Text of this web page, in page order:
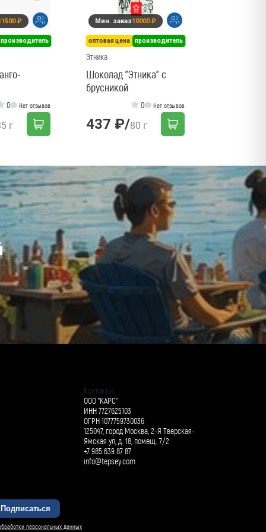
₽
производитель
0 Нет отзывов
г
Мин. заказ10000 ₽
оптовая цена производитель
Этника
Шоколад "Этника" с
брусникой
0 Нет отзывов
437 ₽/80 г
Контакты
ООО "КАРС"
ИНН 7727625103
ОГРН 1077759730036
125047, город Москва, 2-Я Тверская-
Ямская ул, д. 18, помещ. 7/2
+7 985 639 87 87
info@tepsey.com
Подписаться
персональных данных